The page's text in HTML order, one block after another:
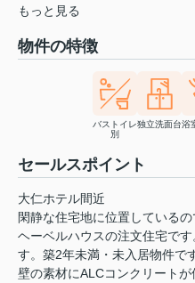
もっと見る
物件の特徴
バストイレ
別
独立洗面台浴
セールスポイント
大仁ホテル間近
閑静な住宅地に位置している
ヘーベルハウスの注文住宅で
す。築2年未満・未入居物件で
壁の素材にALCコンクリート